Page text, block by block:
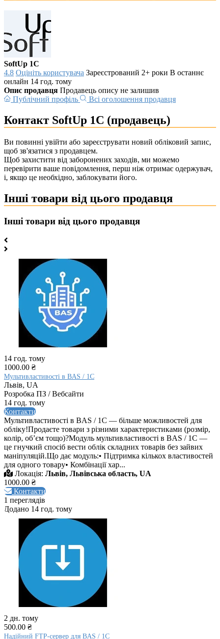
SoftUp 1C
4.8 Оцініть користувача Зареєстрований 2+ роки В останнє
онлайн 14 год. тому
Опис продавця Продавець опису не залишив
Публічний профіль
Всі оголошення продавця
Контакт SoftUp 1C (продавець)
Ви повинні увійти або зареєструвати новий обліковий запис,
щоб зв'язатися з продавцем.
Щоб захистити від заборонених заходів, ми можемо
перевірити ваше повідомлення, перш ніж отримає одержувач,
і, якщо це необхідно, заблокувати його.
Інші товари від цього продавця
Інші товари від цього продавця
14 год. тому
1000.00 ₴
Мультивластивості в BAS / 1C
Львів, UA
Розробка ПЗ / Вебсайти
14 год. тому
Контакти
Мультивластивості в BAS / 1C — більше можливостей для
обліку!Продаєте товари з різними характеристиками (розмір,
колір, обʼєм тощо)?Модуль мультивластивості в BAS / 1C —
це гнучкий спосіб вести облік складних товарів без зайвих
маніпуляцій.Що дає модуль:• Підтримка кількох властивостей
для одного товару• Комбінації хар...
Локація: Львів, Львівська область, UA
1000.00 ₴
Контакти
1 переглядів
Додано 14 год. тому
2 дн. тому
500.00 ₴
Надійний FTP-сервер для BAS / 1C